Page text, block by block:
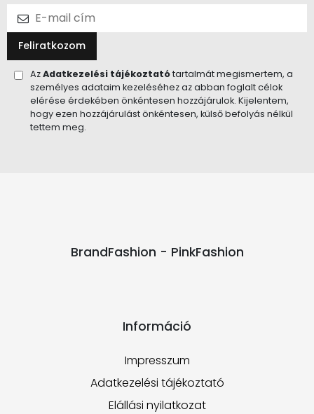
Feliratkozom
AzAdatkezelési tájékoztatótartalmát megismertem, a
személyes adataim kezeléséhez az abban foglalt célok
elérése érdekében önkéntesen hozzájárulok. Kijelentem,
hogy ezen hozzájárulást önkéntesen, külső befolyás nélkül
tettem meg.
BrandFashion - PinkFashion
Információ
Impresszum
Adatkezelési tájékoztató
Elállási nyilatkozat